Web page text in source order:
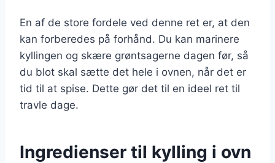
En af de store fordele ved denne ret er, at den
kan forberedes på forhånd. Du kan marinere
kyllingen og skære grøntsagerne dagen før, så
du blot skal sætte det hele i ovnen, når det er
tid til at spise. Dette gør det til en ideel ret til
travle dage.
Ingredienser til kylling i ovn